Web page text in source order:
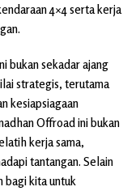
4×4 serta kerja
bukan sekadar ajang
strategis, terutama
kesiapsiagaan
Offroad ini bukan
kerja sama,
tantangan. Selain
bagi kita untuk